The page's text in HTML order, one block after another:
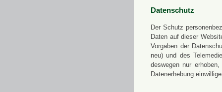
Datenschutz
Der Schutz
Daten auf dieser
Vorgaben der
neu) und des
deswegen nur
Datenerhebung